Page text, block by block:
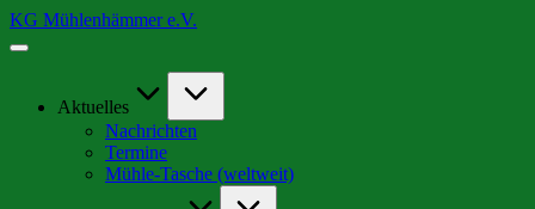
Skip
to
KG Mühlenhämmer e.V.
Wir
schrägsten
Aktuelles
Nachrichten
Termine
Mühle-Tasche (weltweit)